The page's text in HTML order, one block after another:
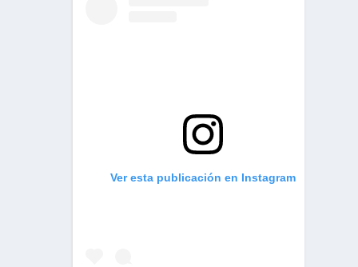
Ver esta publicación en Instagram